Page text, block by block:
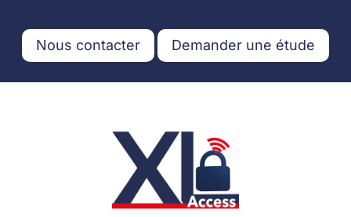
Nous contacter Demander une étude